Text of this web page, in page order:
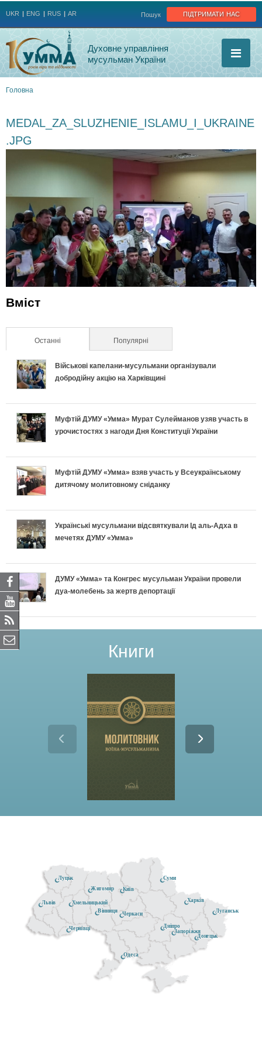
підтримати нас
Пошук
UKR ENG RUS AR
Духовне управління
мусульман України
Головна
MEDAL_ZA_SLUZHENIE_ISLAMU_I_UKRAINE
.JPG
Вміст
Останні (активна вкладка)Популярні
Військові капелани-мусульмани організували
добродійну акцію на Харківщині
Муфтій ДУМУ «Умма» Мурат Сулейманов узяв участь в
урочистостях з нагоди Дня Конституції України
Муфтій ДУМУ «Умма» взяв участь у Всеукраїнському
дитячому молитовному сніданку
Українські мусульмани відсвяткували Ід аль-Адха в
мечетях ДУМУ «Умма»
ДУМУ «Умма» та Конгрес мусульман України провели
дуа-молебень за жертв депортації
Книги
Донецьк
Житомир
Черкаси
Чернівці
Київ
Луганськ
Хмельницький
Луцьк
Дніпро
Одеса
Суми
Вінниця
Запоріжжя
Львів Харків